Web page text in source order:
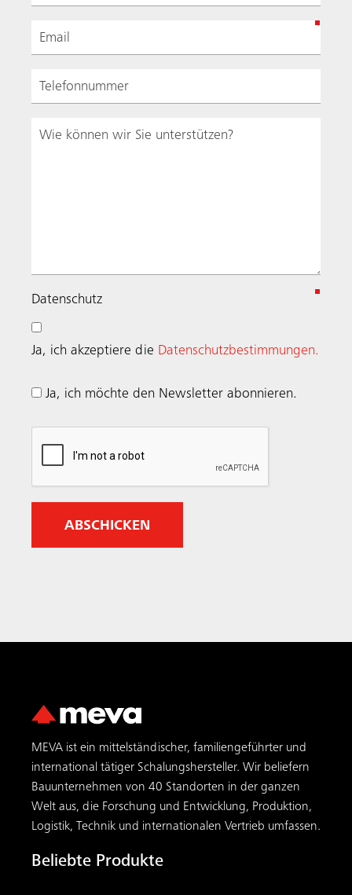
Datenschutz
e
r
e
Ja, ich akzeptiere die Datenschutzbestimmungen.
Ja, ich möchte den Newsletter abonnieren.
MEVA ist ein mittelständischer, familiengeführter und
international tätiger Schalungs­hersteller. Wir beliefern
Bauunternehmen von 40 Standorten in der ganzen
Welt aus, die Forschung und Entwicklung, Produktion,
Logistik, Technik und internationalen Vertrieb umfassen.
Beliebte Produkte